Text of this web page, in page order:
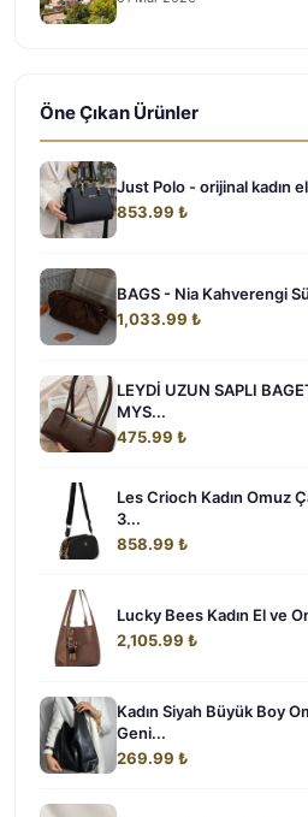
Öne Çıkan Ürünler
Just Polo - orijinal kadın
853.99 ₺
BAGS - Nia Kahverengi
1,033.99 ₺
LEYDİ UZUN SAPLI
MYS...
475.99 ₺
Les Crioch Kadın Omuz
3...
858.99 ₺
Lucky Bees Kadın El ve
2,105.99 ₺
Kadın Siyah Büyük Boy
Geni...
269.99 ₺